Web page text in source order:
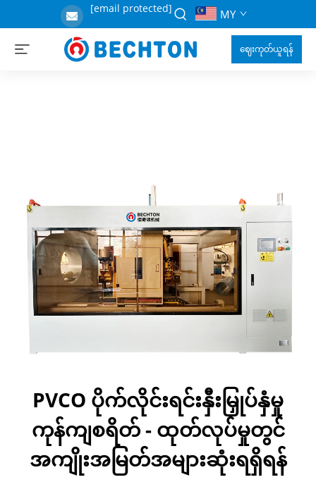
[email protected] MY
ဈေးကုတ်ယူရန်
PVCO ပိုက်လိုင်းရင်းနှီးမြှုပ်နှံမှု
ကုန်ကျစရိတ် - ထုတ်လုပ်မှုတွင်
အကျိုးအမြတ်အများဆုံးရရှိရန်